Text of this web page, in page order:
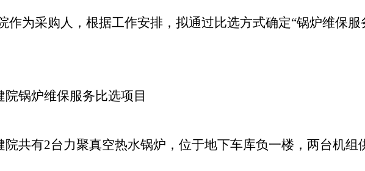
作为采购人 ，根据工作安排，拟通过比选方式确定“锅炉维保
院锅炉维保服务比选项目
院共有2台力聚真空热水锅炉，位于地下车库负一楼，两台机